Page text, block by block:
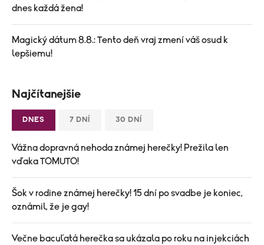
dnes každá žena!
Magický dátum 8.8.: Tento deň vraj zmení váš osud k
lepšiemu!
Najčítanejšie
DNES 7 DNÍ 30 DNÍ
Vážna dopravná nehoda známej herečky! Prežila len
vďaka TOMUTO!
Šok v rodine známej herečky! 15 dní po svadbe je koniec,
oznámil, že je gay!
Večne bacuľatá herečka sa ukázala po roku na injekciách